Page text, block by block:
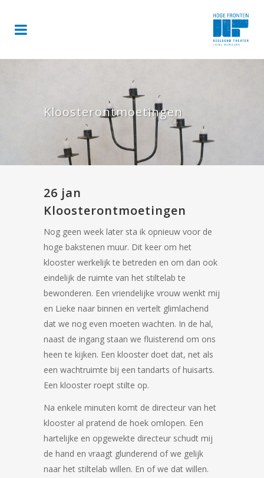
Kloosterontmoetingen
26 jan
Kloosterontmoetingen
Nog geen week later sta ik opnieuw voor de
hoge bakstenen muur. Dit keer om het
klooster werkelijk te betreden en om dan ook
eindelijk de ruimte van het stiltelab te
bewonderen. Een vriendelijke vrouw wenkt mij
en Lieke naar binnen en vertelt glimlachend
dat we nog even moeten wachten. In de hal,
naast de ingang staan we fluisterend om ons
heen te kijken. Een klooster doet dat, net als
een wachtruimte bij een tandarts of huisarts.
Een klooster roept stilte op.
Na enkele minuten komt de directeur van het
klooster al pratend de hoek omlopen. Een
hartelijke en opgewekte directeur schudt mij
de hand en vraagt glunderend of we gelijk
naar het stiltelab willen. En of we dat willen.